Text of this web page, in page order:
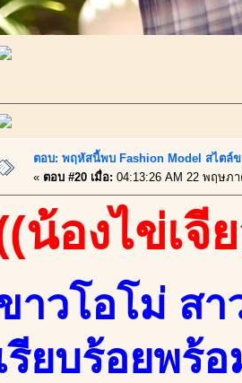
ตอบ: พฤหัสนี้พบ Fashion Model สไตล์ข
« ตอบ #20 เมื่อ: 04:13:26 AM 22 พฤษภ
น้องไข่เจี
าวโอโม่ ส
รียบร้อยพร้